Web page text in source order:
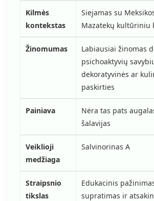
Kilmės
kontekstas
Siejamas su
Mazatekų kultūriniu
Žinomumas
Labiausiai žinomas
psichoaktyvių
dekoratyvinės ar
paskirties
Painiava
Nėra tas pats
šalavijas
Veiklioji
medžiaga
Salvinorinas A
Straipsnio
tikslas
Edukacinis
supratimas ir